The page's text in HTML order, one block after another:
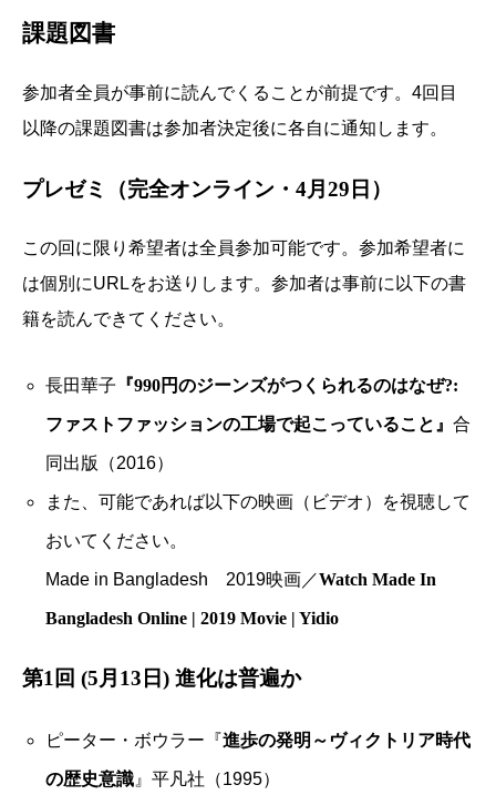
課題図書
参加者全員が事前に読んでくることが前提です。4回目
以降の課題図書は参加者決定後に各自に通知します。
プレゼミ（完全オンライン・4月29日）
この回に限り希望者は全員参加可能です。参加希望者に
は個別にURLをお送りします。参加者は事前に以下の書
籍を読んできてください。
長田華子 『990円のジーンズがつくられるのはなぜ?:
ファストファッションの工場で起こっていること』 合
同出版（2016）
また、可能であれば以下の映画（ビデオ）を視聴して
おいてください。
Made in Bangladesh 2019映画／Watch Made In
Bangladesh Online | 2019 Movie | Yidio
第1回 (5月13日) 進化は普遍か
ピーター・ボウラー『進歩の発明～ヴィクトリア時代
の歴史意識』平凡社（1995）